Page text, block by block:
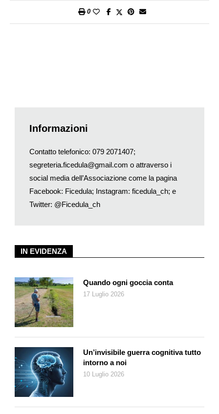
altro terzo lo donasse ai poveri e il rimanente lo offrisse agli
uccelli, che anche in Ticino sta prendendo sempre più piede.
qualche stratagemma e sono pure un ottimo indicatore di
vaste aree del pianeta. Lardelli ci ricorda le loro virtù:
«Scandiscono l’orologio stagionale con il loro arrivo e la loro
partenza. Le rondini sono da sempre specie sacre, soprattutto
per il mondo agricolo, grazie alla loro atavica funzione
noi, per aiutarli quando è necessario e per porsi anche delle
ticinesi, a dipendenza dell’altitudine, possiamo contare una
trentina di specie, alcune delle quali frequentano comunemente
le mangiatoie. Questi sono punti privilegiati per imparare a
riconoscere le specie e importanti per la ricerca invernale».
Così scopriamo che, certamente, il più facile da osservare è il
pettirosso, regolare ospite invernale proveniente dalle regioni
baltiche: «Molto territoriale, esso è spesso impegnato in
battaglie per la difesa del suo territorio da altri individui della
stessa specie. Le cince la fanno da padrone, sia la cinciallegra
che la cincia mora e la cinciarella. Mentre ospiti più discreti
sono la cincia bigia, la bellissima cincia dal ciuffo e, nel
Sopraceneri, anche la cincia alpestre. Talvolta le cince
0
IN EVIDENZA
Quando ogni goccia conta
17 Luglio 2026
Un’invisibile guerra cognitiva tutto
intorno a noi
10 Luglio 2026
Informazioni
Contatto telefonico: 079 2071407;
segreteria.ficedula@gmail.com o attraverso i
social media dell’Associazione come la pagina
Facebook: Ficedula; Instagram: ficedula_ch; e
Twitter: @Ficedula_ch